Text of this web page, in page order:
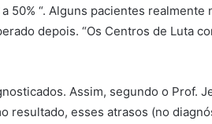
“. Alguns pacientes realmente
depois. “Os Centros de Luta
Assim, segundo o Prof.
resultado, esses atrasos (no